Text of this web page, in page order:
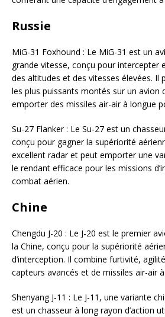
Russie
MiG-31 Foxhound : Le MiG-31 est un
grande vitesse, conçu pour intercepter
des altitudes et des vitesses élevées. Il
les plus puissants montés sur un avion
emporter des missiles air-air à longue
Su-27 Flanker : Le Su-27 est un
conçu pour gagner la supériorité
excellent radar et peut emporter une
le rendant efficace pour les missions
combat aérien.
Chine
Chengdu J-20 : Le J-20 est le premier
la Chine, conçu pour la supériorité
d’interception. Il combine furtivité,
capteurs avancés et de missiles air-air
Shenyang J-11 : Le J-11, une variante
est un chasseur à long rayon d’action